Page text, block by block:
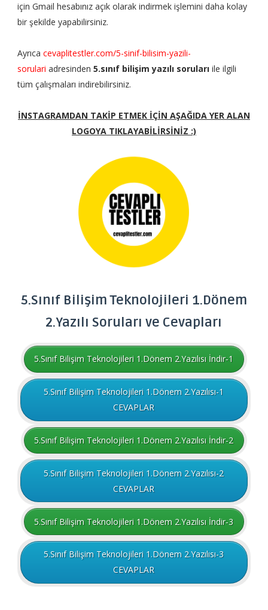
için Gmail hesabınız açık olarak indirmek işlemini daha kolay
bir şekilde yapabilirsiniz.
Ayrıca cevaplitestler.com/5-sinif-bilisim-yazili-
sorulari adresinden 5.sınıf bilişim yazılı sorularıile ilgili
tüm çalışmaları indirebilirsiniz.
İNSTAGRAMDAN TAKİP ETMEK İÇİN AŞAĞIDA YER ALAN
LOGOYA TIKLAYABİLİRSİNİZ :)
5.Sınıf Bilişim Teknolojileri 1.Dönem
2.Yazılı Soruları ve Cevapları
5.Sınıf Bilişim Teknolojileri 1.Dönem 2.Yazılısı İndir-1
5.Sınıf Bilişim Teknolojileri 1.Dönem 2.Yazılısı-1
CEVAPLAR
5.Sınıf Bilişim Teknolojileri 1.Dönem 2.Yazılısı İndir-2
5.Sınıf Bilişim Teknolojileri 1.Dönem 2.Yazılısı-2
CEVAPLAR
5.Sınıf Bilişim Teknolojileri 1.Dönem 2.Yazılısı İndir-3
5.Sınıf Bilişim Teknolojileri 1.Dönem 2.Yazılısı-3
CEVAPLAR